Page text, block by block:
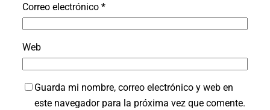
Correo electrónico *
Web
Guarda mi nombre, correo electrónico y web en
este navegador para la próxima vez que comente.